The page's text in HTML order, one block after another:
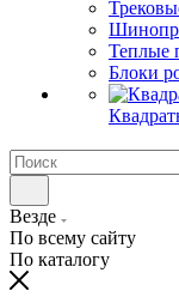
Теплые
Блоки
Везде
По всему сайту
По каталогу